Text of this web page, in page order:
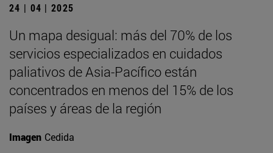
24 | 04 | 2025
Un mapa desigual: más del 70% de los
servicios especializados en cuidados
paliativos de Asia-Pacífico están
concentrados en menos del 15% de los
países y áreas de la región
Imagen Cedida